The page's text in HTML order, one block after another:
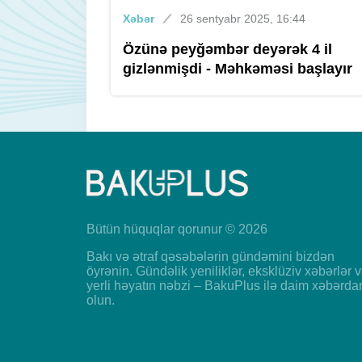
Xəbər 26 sentyabr 2025, 16:44
Özünə peyğəmbər deyərək 4 il
gizlənmişdi - Məhkəməsi başlayır
Bütün hüquqlar qorunur © 2026
Bakı və ətraf qəsəbələrin gündəmini bizdən
öyrənin. Gündəlik yeniliklər, eksklüziv xəbərlər
yerli həyatın nəbzi – BakuPlus ilə daim xəbərdar
olun.